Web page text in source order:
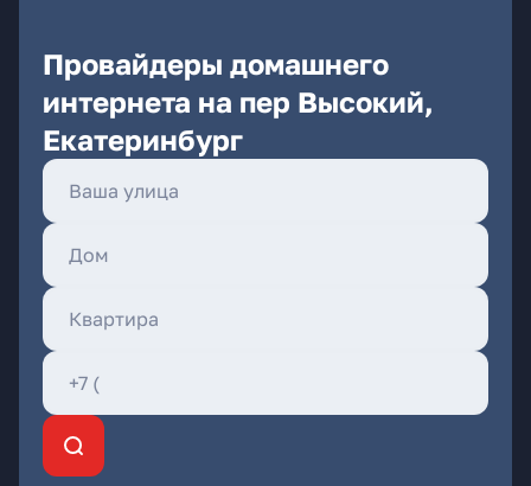
Провайдеры домашнего
интернета на пер Высокий,
Екатеринбург